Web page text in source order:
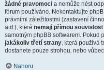
žádné pravomoci a nemůže nést
fórum používáno. Nekontaktujte
právními záležitostmi (zastavení
atd.), které nemají přímou souvislost
samotným phpBB softwarem. Pokud
jakákoliv třetí strany, která používá
dostanete pouze strohou, nebo
Nahoru